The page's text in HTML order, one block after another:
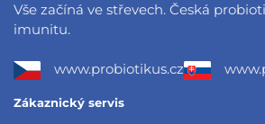
Vše začíná ve střevech. Česká
imunitu.
www.probiotikus.cz
Zákaznický servis